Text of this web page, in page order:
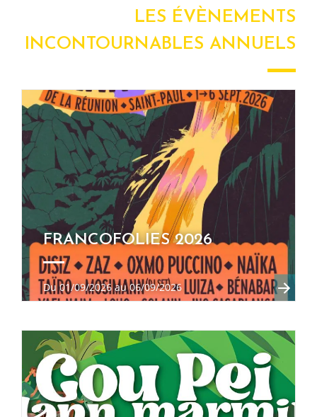
EN SAVOIR +
LES ÉVÈNEMENTS
INCONTOURNABLES ANNUELS
FRANCOFOLIES 2026
Du 01/09/2026 au 06/09/2026